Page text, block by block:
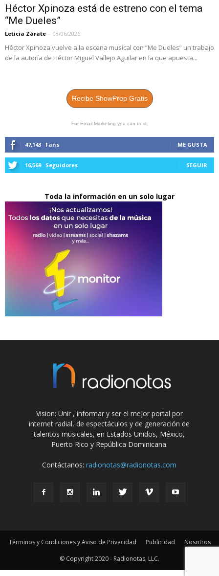
Héctor Xpinoza está de estreno con el tema
“Me Dueles”
Leticia Zárate - 08/06/2026
Héctor Xpinoza vuelve a la escena musical con “Me Dueles” un trabajo
de la autoría de Héctor Miguel Vallejo Aguilar en la que apuesta...
Recibe ShowPrep Gratis
For Email Marketing you can trust.
47,143 Fans ME GUSTA
16,569 Seguidores SEGUIR
Toda la información en un solo lugar
Vision: Unir , informar y ser el mejor portal por
internet radial, de espectáculos y de generación de
talentos musicales, en Estados Unidos, México,
Puerto Rico y República Dominicana.
Contáctanos:radionotas@radionotas.com
Términos y Condiciones y Aviso de Privacidad Publicidad
Nosotros
© Copyright 2020 - Radionotas, LLC.